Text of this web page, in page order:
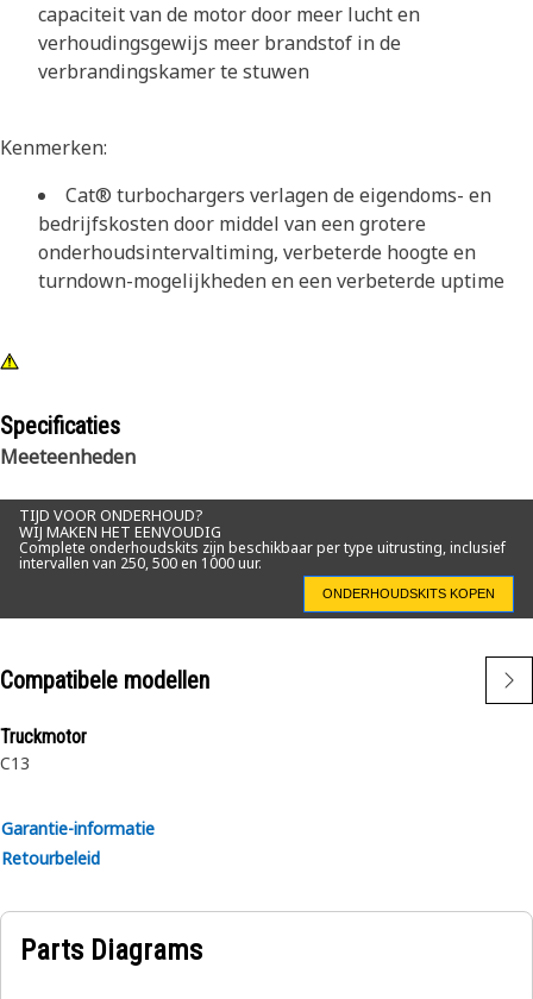
capaciteit van de motor door meer lucht en
verhoudingsgewijs meer brandstof in de
verbrandingskamer te stuwen
Kenmerken:
Cat® turbochargers verlagen de eigendoms- en
bedrijfskosten door middel van een grotere
onderhoudsintervaltiming, verbeterde hoogte en
turndown-mogelijkheden en een verbeterde uptime
Specificaties
Meeteenheden
TIJD VOOR ONDERHOUD?
WIJ MAKEN HET EENVOUDIG
Complete onderhoudskits zijn beschikbaar per type uitrusting, inclusief
intervallen van 250, 500 en 1000 uur.
ONDERHOUDSKITS KOPEN
Compatibele modellen
Truckmotor
C13
Garantie-informatie
Retourbeleid
Parts Diagrams